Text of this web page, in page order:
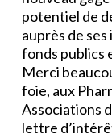
potentiel de
auprès de
fonds publics
Merci
foie, aux
Associations
lettre